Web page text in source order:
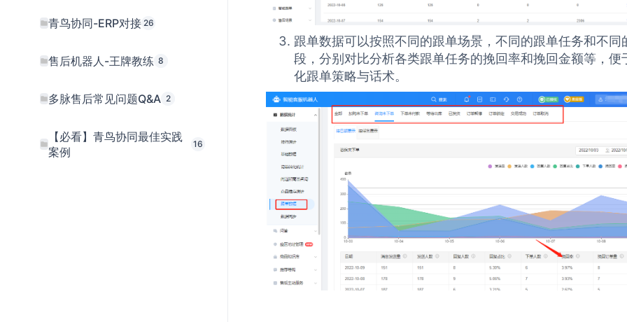
青鸟协同-ERP对接 26
售后机器人-王牌教练 8
多脉售后常见问题Q&A 2
【必看】青鸟协同最佳实践
案例
16
跟单数据可以按照不同的跟单场景，不同的跟单任务和不同
段，分别对比分析各类跟单任务的挽回率和挽回金额等，便
化跟单策略与话术。